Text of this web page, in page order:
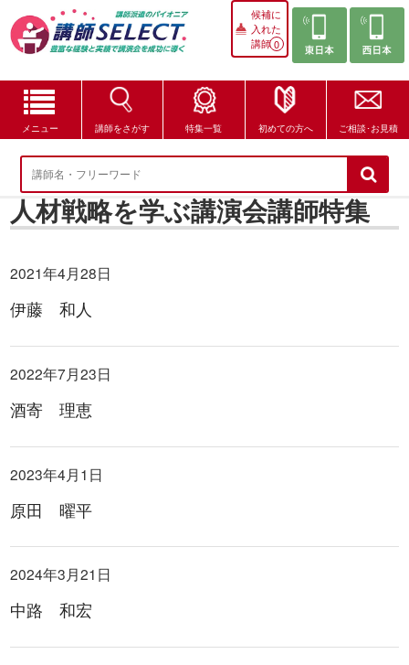
候補に
入れた
講師0
メニュー 講師をさがす 特集一覧 初めての方へ ご相談･お見積
講師をさがす
特集一覧
ブログ・コラム
はじめての方へ
ご相談・お見積
人材戦略を学ぶ講演会講師特集
2021年4月28日
伊藤 和人
2022年7月23日
酒寄 理恵
2023年4月1日
原田 曜平
2024年3月21日
中路 和宏